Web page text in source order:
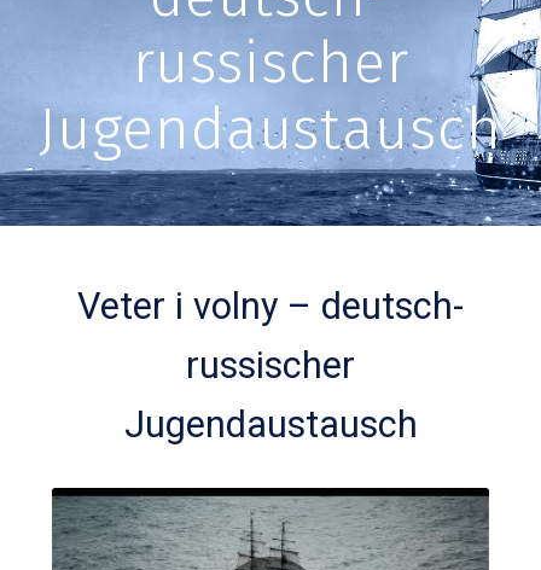
russischer
Jugendaustausch
Veter i volny – deutsch-
russischer
Jugendaustausch